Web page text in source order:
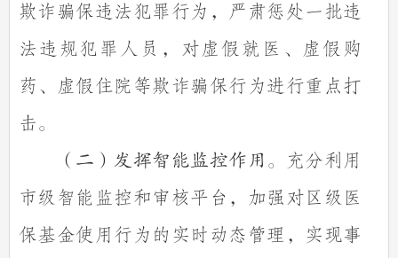
欺诈骗保违法犯罪行为，严肃惩处一批违
法违规犯罪人员，对虚假就医、虚假购
药、虚假住院等欺诈骗保行为进行重点打
击。
（二）发挥智能监控作用。
充分利用
市级智能监控和审核平台，加强对区级医
保基金使用行为的实时动态管理，实现事